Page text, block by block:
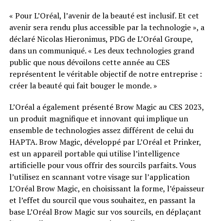
« Pour L’Oréal, l’avenir de la beauté est inclusif. Et cet
avenir sera rendu plus accessible par la technologie », a
déclaré Nicolas Hieronimus, PDG de L’Oréal Groupe,
dans un communiqué. « Les deux technologies grand
public que nous dévoilons cette année au CES
représentent le véritable objectif de notre entreprise :
créer la beauté qui fait bouger le monde. »
L’Oréal a également présenté Brow Magic au CES 2023,
un produit magnifique et innovant qui implique un
ensemble de technologies assez différent de celui du
HAPTA. Brow Magic, développé par L’Oréal et Prinker,
est un appareil portable qui utilise l’intelligence
artificielle pour vous offrir des sourcils parfaits. Vous
l’utilisez en scannant votre visage sur l’application
L’Oréal Brow Magic, en choisissant la forme, l’épaisseur
et l’effet du sourcil que vous souhaitez, en passant la
base L’Oréal Brow Magic sur vos sourcils, en déplaçant